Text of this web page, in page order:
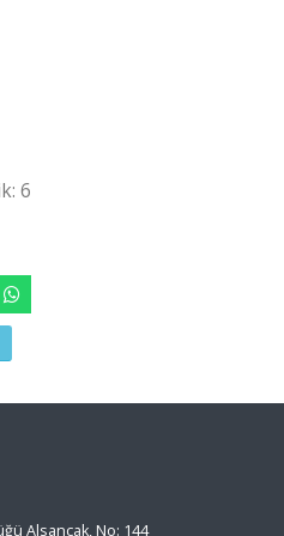
6
Alsancak, No: 144